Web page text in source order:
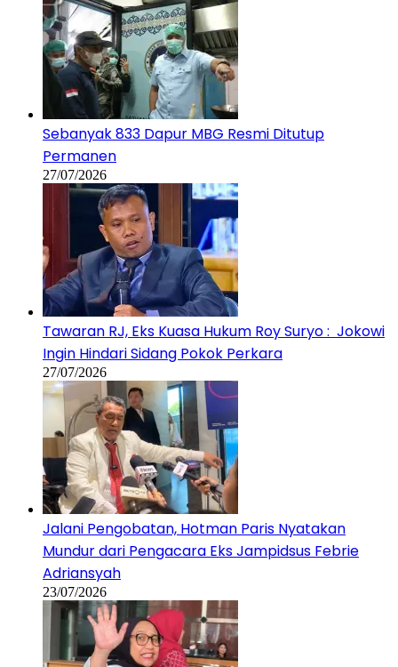
Sebanyak 833 Dapur MBG Resmi Ditutup
Permanen
27/07/2026
Tawaran RJ, Eks Kuasa Hukum Roy Suryo : Jokowi
Ingin Hindari Sidang Pokok Perkara
27/07/2026
Jalani Pengobatan, Hotman Paris Nyatakan
Mundur dari Pengacara Eks Jampidsus Febrie
Adriansyah
23/07/2026